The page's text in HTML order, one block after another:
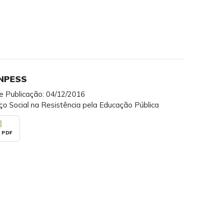
Publicação: 04/12/2016
Social na Resistência pela Educação Pública
PDF